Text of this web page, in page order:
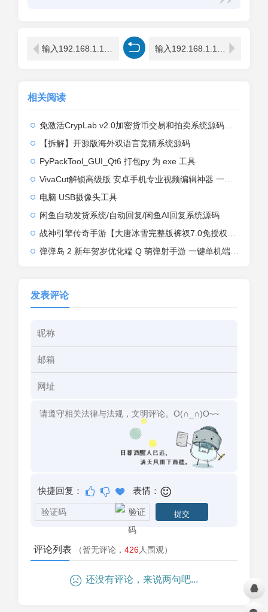
输入192.168.1.1出现电信页面怎么办 输入192.168.1.1打开的是中国电信解决方法
相关阅读
免激活CrypLab v2.0加密货币交易和拍卖系统源码，前台新增中文后台全部汉化
【拆解】开源版海外双语言竞猜系统源码
PyPackTool_GUI_Qt6 打包py 为 exe 工具
VivaCut解锁高级版 安卓手机专业视频编辑神器 一键式AI加持
电脑 USB摄像头工具
闲鱼自动发货系统/自动回复/闲鱼AI回复系统源码
战神引擎传奇手游【大唐冰雪完整版裤衩7.0免授权】2026整理特色服务端+寒冬之城+万象古城+天威大陆+大唐盛世【站长亲测】
弹弹岛 2 新年贺岁优化端 Q 萌弹射手游 一键单机端 + Linux 手工端 + GM 后台 + 安卓 iOS 双端带教程
发表评论
快捷回复： 表情：
评论列表 （暂无评论， 426人围观）
还没有评论，来说两句吧...